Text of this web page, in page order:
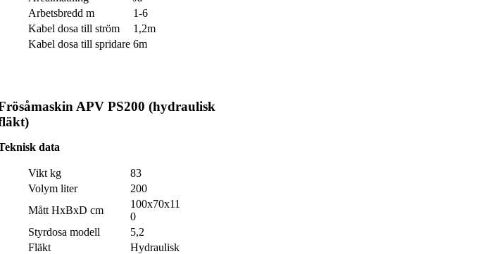
Arbetsbredd m
1-6
Kabel dosa till ström
1,2m
Kabel dosa till spridare 6m
APV PS200 (hydraulisk
data
Vikt kg
83
Volym liter
200
Mått HxBxD cm
100x70x11
0
Styrdosa modell
5,2
Fläkt
Hydraulisk